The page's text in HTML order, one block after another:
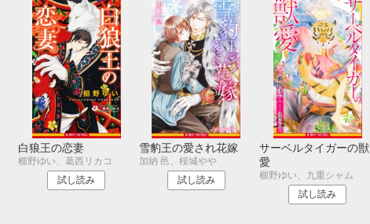
白狼王の恋妻
櫛野ゆい、葛西リカコ
試し読み
雪豹王の愛され花嫁
加納 邑、桜城やや
試し読み
サーベルタイガーの獣
愛
櫛野ゆい、九重シャム
試し読み
9月
TUE WED THU FRI SAT
1 2 4
5
8 9 11
12
15 16 18
19
22 23 25
26
29 30
10月
MON TUE WED
5 6 7
12 13 14
19 20 21
26 27 28